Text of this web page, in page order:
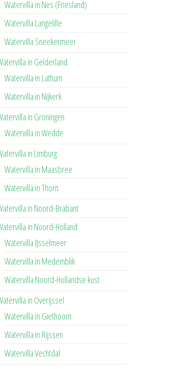
Watervilla in Nes (Friesland)
Watervilla Langelille
Watervilla Sneekermeer
in Gelderland
Watervilla in Lathum
Watervilla in Nijkerk
in Groningen
Watervilla in Wedde
in Limburg
Watervilla in Maasbree
Watervilla in Thorn
in Noord-Brabant
in Noord-Holland
Watervilla IJsselmeer
Watervilla in Medemblik
Watervilla Noord-Hollandse kust
in Overijssel
Watervilla in Giethoorn
Watervilla in Rijssen
Watervilla Vechtdal